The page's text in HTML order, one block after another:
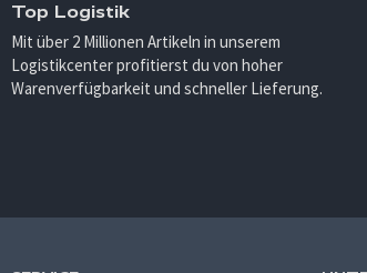
Top Logistik
Mit über 2 Millionen Artikeln in unserem
Logistikcenter profitierst du von hoher
Warenverfügbarkeit und schneller Lieferung.